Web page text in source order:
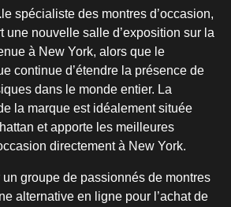
le spécialiste des montres d’occasion,
une nouvelle salle d’exposition sur la
à New York, alors que le
continue d’étendre la présence de
dans le monde entier. La
la marque est idéalement située
et apporte les meilleures
directement à New York.
groupe de passionnés de montres
alternative en ligne pour l’achat de